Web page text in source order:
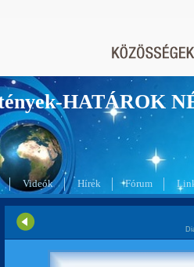
HATÁROK
Videók Hírek Fórum